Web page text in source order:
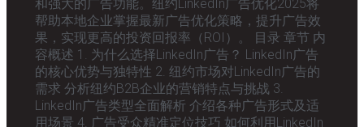
和强大的广告功能。纽约LinkedIn广告优化2025将
帮助本地企业掌握最新广告优化策略，提升广告效
果，实现更高的投资回报率（ROI）。 目录 章节 内
容概述 1. 为什么选择LinkedIn广告？ LinkedIn广告
的核心优势与独特性 2. 纽约市场对LinkedIn广告的
需求 分析纽约B2B企业的营销特点与挑战 3.
LinkedIn广告类型全面解析 介绍各种广告形式及适
用场景 4. 广告受众精准定位技巧 如何利用LinkedIn